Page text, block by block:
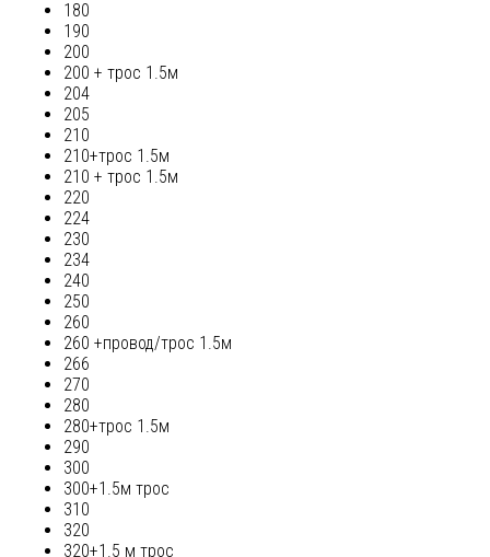
180
190
200
200 + трос 1.5м
204
205
210
210+трос 1.5м
210 + трос 1.5м
220
224
230
234
240
250
260
260 +провод/трос 1.5м
266
270
280
280+трос 1.5м
290
300
300+1.5м трос
310
320
320+1.5 м трос